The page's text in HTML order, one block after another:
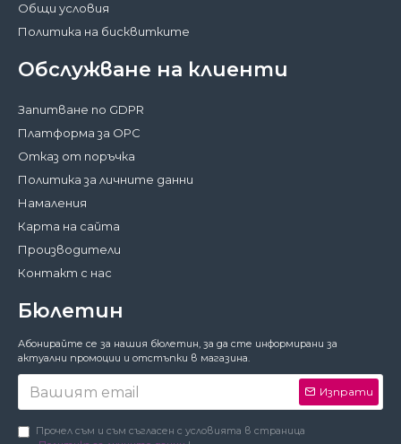
За да работи този сайт както трябва,
понякога запазваме на вашето устройство
малки файлове с данни, наричани
данни! Подробности
Общи условия
Политика на бисквитките
Обслужване на клиенти
Запитване по GDPR
Платформа за ОРС
Отказ от поръчка
Политика за личните данни
Намаления
Карта на сайта
Производители
Контакт с нас
Бюлетин
Абонирайте се за нашия бюлетин, за да сте информирани за
актуални промоции и отстъпки в магазина.
Изпрати
Прочел съм и съм съгласен с условията в страница